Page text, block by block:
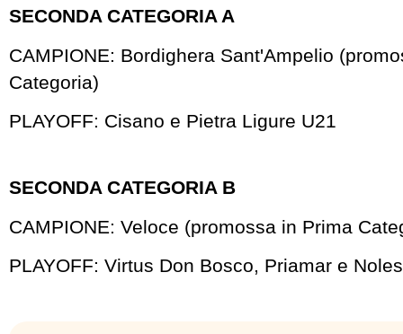
SECONDA CATEGORIA A
CAMPIONE: Bordighera Sant'Ampelio
Categoria)
PLAYOFF: Cisano e Pietra Ligure U21
SECONDA CATEGORIA B
CAMPIONE: Veloce (promossa in Prima
PLAYOFF: Virtus Don Bosco, Priamar e